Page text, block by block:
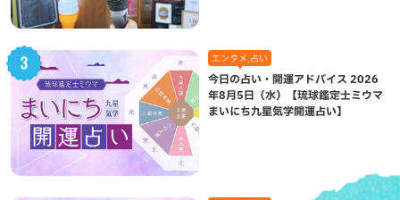
エンタメ,占い
今日の占い・開運アドバイス 2026
年8月5日（水）【琉球鑑定士ミウマ
まいにち九星気学開運占い】